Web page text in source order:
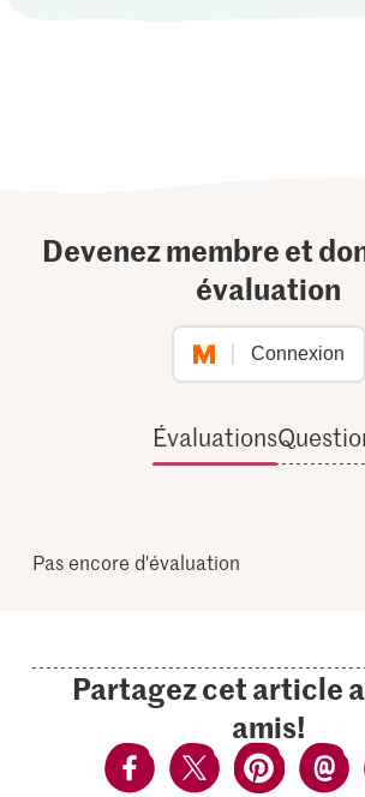
Devenez membre et
évaluation
Connexion
Évaluations
Pas encore d'évaluation
Partagez cet article
amis!